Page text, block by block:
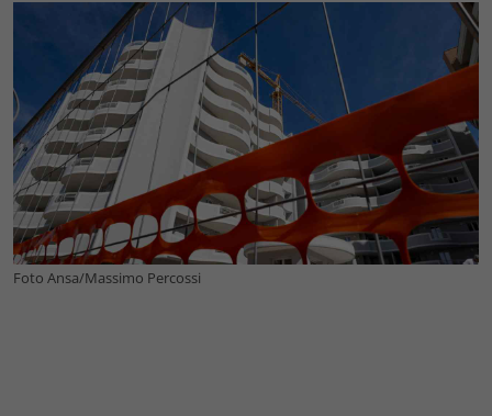
Foto Ansa/Massimo Percossi